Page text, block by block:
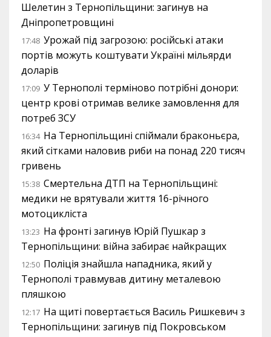
Шелетин з Тернопільщини: загинув на
Дніпропетровщині
17:48 Урожай під загрозою: російські атаки
портів можуть коштувати Україні мільярди
доларів
17:09 У Тернополі терміново потрібні донори:
центр крові отримав велике замовлення для
потреб ЗСУ
16:34 На Тернопільщині спіймали браконьєра,
який сітками наловив риби на понад 220 тисяч
гривень
15:38 Смертельна ДТП на Тернопільщині:
медики не врятували життя 16-річного
мотоцикліста
13:23 На фронті загинув Юрій Пушкар з
Тернопільщини: війна забирає найкращих
12:50 Поліція знайшла нападника, який у
Тернополі травмував дитину металевою
пляшкою
12:17 На щиті повертається Василь Ришкевич з
Тернопільщини: загинув під Покровськом